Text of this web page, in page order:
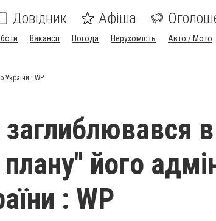
Довідник Афіша
Вакансії Погода Нерухомість Авто / Мото
України : WP
в
його
: WP